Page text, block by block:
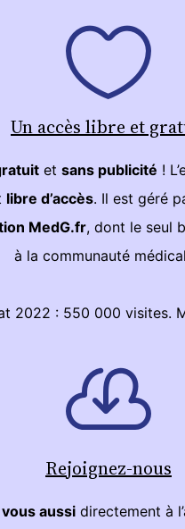
Un accès libre et
et sans publicité !
libre d’accès. Il est géré
MedG.fr, dont le seul
à la communauté
2022 : 550 000 visites.
Rejoignez-nous
aussi directement à